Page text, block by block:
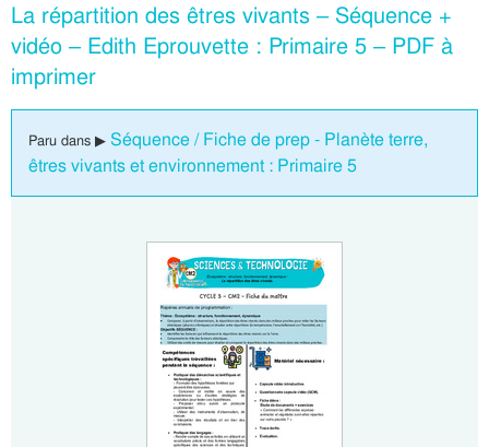
La répartition des êtres vivants – Séquence +
vidéo – Edith Eprouvette : Primaire 5 – PDF à
imprimer
Paru dans ▶ Séquence / Fiche de prep - Planète terre,
êtres vivants et environnement : Primaire 5